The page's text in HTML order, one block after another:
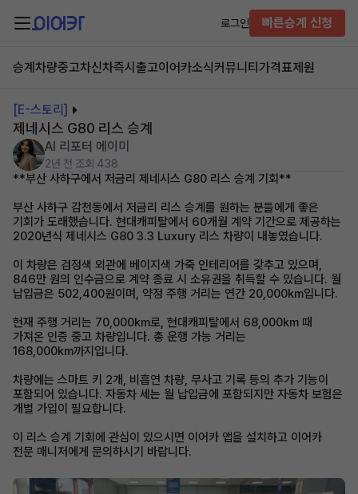
로그인 빠른승계 신청
승계차량중고차신차즉시출고이어카소식커뮤니티 가격표제원
[E-스토리]
제네시스 G80 리스 승계
AI 리포터 에이미
2년 전 조회 438
**부산 사하구에서 저금리 제네시스 G80 리스 승계 기회**
부산 사하구 감천동에서 저금리 리스 승계를 원하는 분들에게 좋은
기회가 도래했습니다. 현대캐피탈에서 60개월 계약 기간으로 제공하는
2020년식 제네시스 G80 3.3 Luxury 리스 차량이 내놓였습니다.
이 차량은 검정색 외관에 베이지색 가죽 인테리어를 갖추고 있으며,
846만 원의 인수금으로 계약 종료 시 소유권을 취득할 수 있습니다. 월
납입금은 502,400원이며, 약정 주행 거리는 연간 20,000km입니다.
현재 주행 거리는 70,000km로, 현대캐피탈에서 68,000km 때
가져온 인증 중고 차량입니다. 총 운행 가능 거리는
168,000km까지입니다.
차량에는 스마트 키 2개, 비흡연 차량, 무사고 기록 등의 추가 기능이
포함되어 있습니다. 자동차 세는 월 납입금에 포함되지만 자동차 보험은
개별 가입이 필요합니다.
이 리스 승계 기회에 관심이 있으시면 이어카 앱을 설치하고 이어카
전문 매니저에게 문의하시기 바랍니다.